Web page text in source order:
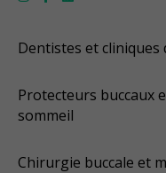
Dentistes et cliniques
Protecteurs buccaux
sommeil
Chirurgie buccale et